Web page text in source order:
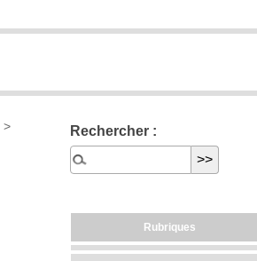
>
Rechercher :
Rubriques